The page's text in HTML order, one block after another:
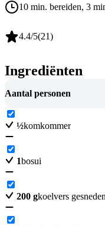
10 min. bereiden, 3
4.4/5(21)
Ingrediënten
Aantal personen
½komkommer
1bosui
200 gkoelvers